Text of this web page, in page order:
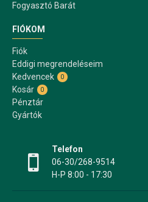
Fogyasztó Barát
FIÓKOM
Fiók
Eddigi megrendeléseim
Kedvencek
0
Kosár 0
Pénztár
Gyártók
Telefon
06-30/268-9514
H-P 8:00 - 17:30